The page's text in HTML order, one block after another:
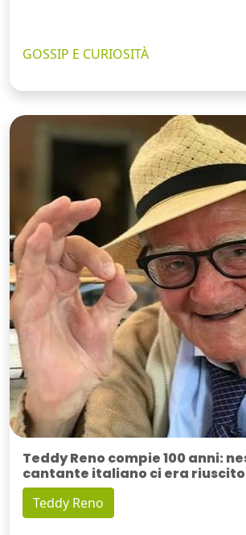
GOSSIP E CURIOSITÀ
Teddy Reno compie 100 anni:
cantante italiano ci era
Teddy Reno